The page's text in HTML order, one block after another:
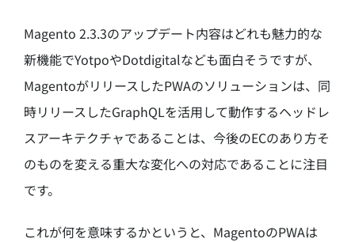
Magento 2.3.3のアップデート内容はどれも魅力的な
新機能でYotpoやDotdigitalなども面白そうですが、
MagentoがリリースしたPWAのソリューションは、同
時リリースしたGraphQLを活用して動作するヘッドレ
スアーキテクチャであることは、今後のECのあり方そ
のものを変える重大な変化への対応であることに注目
です。
これが何を意味するかというと、MagentoのPWAは